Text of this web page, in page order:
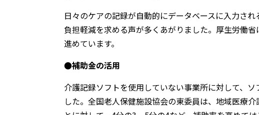
日々のケアの記録が自動的にデータベースに入力さ
負担軽減を求める声が多くあがりました。厚生労働
進めています。
●補助金の活用
介護記録ソフトを使用していない事業所に対して、
した。全国老人保健施設協会の東委員は、地域医療